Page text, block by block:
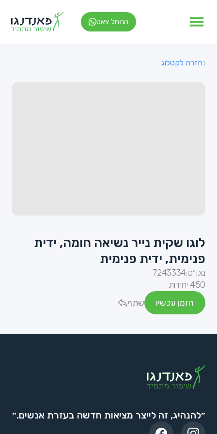
התחל צאט
חזרה לקטלוג
לוגו שקית נייר נשיאה חומה, ידית
פנימית, ידית פנימית
מק״ט:7243334
450 יחידות
הזמן עכשיו
שתף
״להנהיג, זה לייצר מציאות חדשה בעזרת אנשים.״